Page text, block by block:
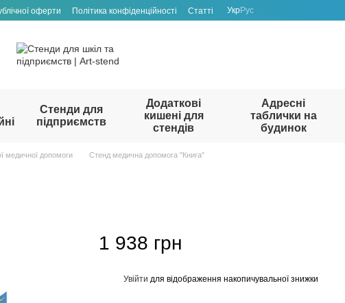
оферти Політика конфіденційності Статті УкрРус
Стенди для
підприємств
Додаткові
кишені для
стендів
Адресні
таблички на
будинок
медичної допомоги Стенд медична допомога "Книга"
1 938 грн
Увійти для відображення накопичувальної знижки